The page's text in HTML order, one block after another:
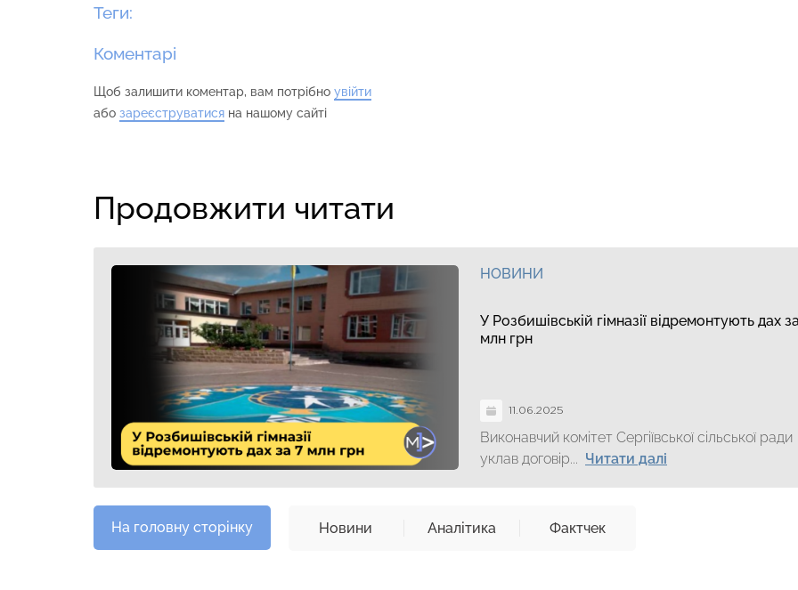
Теги:
Коментарі
Щоб залишити коментар, вам потрібно увійти
або зареєструватисяна нашому сайті
Продовжити читати
НОВИНИ
У Розбишівській гімназії відремонтують дах
млн грн
11.06.2025
Виконавчий комітет Сергіївської сільської ради
уклав договір... Читати далі
На головну сторінку Новини Аналітика Фактчек